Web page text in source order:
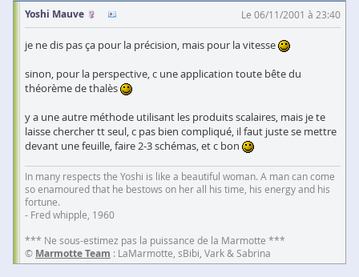
Yoshi Mauve
Le 06/11/2001 à 23:40
je ne dis pas ça pour la précision, mais pour la vitesse
sinon, pour la perspective, c une application toute bête du
théorème de thalès
y a une autre méthode utilisant les produits scalaires, mais je te
laisse chercher tt seul, c pas bien compliqué, il faut juste se mettre
devant une feuille, faire 2-3 schémas, et c bon
In many respects the Yoshi is like a beautiful woman. A man can come
so enamoured that he bestows on her all his time, his energy and his
fortune.
- Fred whipple, 1960
*** Ne sous-estimez pas la puissance de la Marmotte ***
© Marmotte Team : LaMarmotte, sBibi, Vark & Sabrina